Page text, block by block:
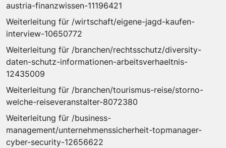
austria-finanzwissen-11196421
Weiterleitung für /wirtschaft/eigene-jagd-kaufen-
interview-10650772
Weiterleitung für /branchen/rechtsschutz/diversity-
daten-schutz-informationen-arbeitsverhaeltnis-
12435009
Weiterleitung für /branchen/tourismus-reise/storno-
welche-reiseveranstalter-8072380
Weiterleitung für /business-
management/unternehmenssicherheit-topmanager-
cyber-security-12656622